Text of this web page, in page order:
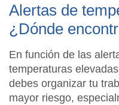
Alertas de
¿Dónde
En función de las
temperaturas
debes organizar tu
mayor riesgo,